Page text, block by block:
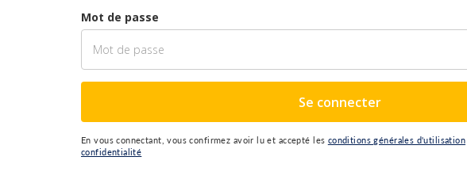
Mot de passe
Se connecter
En vous connectant, vous confirmez avoir lu et accepté les conditions générales d'utilisation
confidentialité